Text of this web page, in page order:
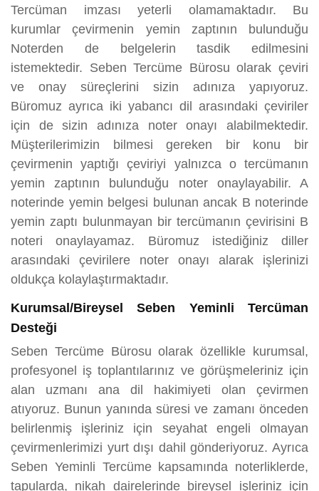
Tercüman imzası yeterli olamamaktadır. Bu
kurumlar çevirmenin yemin zaptının bulunduğu
Noterden de belgelerin tasdik edilmesini
istemektedir. Seben Tercüme Bürosu olarak çeviri
ve onay süreçlerini sizin adınıza yapıyoruz.
Büromuz ayrıca iki yabancı dil arasındaki çeviriler
için de sizin adınıza noter onayı alabilmektedir.
Müşterilerimizin bilmesi gereken bir konu bir
çevirmenin yaptığı çeviriyi yalnızca o tercümanın
yemin zaptının bulunduğu noter onaylayabilir. A
noterinde yemin belgesi bulunan ancak B noterinde
yemin zaptı bulunmayan bir tercümanın çevirisini B
noteri onaylayamaz. Büromuz istediğiniz diller
arasındaki çevirilere noter onayı alarak işlerinizi
oldukça kolaylaştırmaktadır.
Kurumsal/Bireysel Seben Yeminli Tercüman
Desteği
Seben Tercüme Bürosu olarak özellikle kurumsal,
profesyonel iş toplantılarınız ve görüşmeleriniz için
alan uzmanı ana dil hakimiyeti olan çevirmen
atıyoruz. Bunun yanında süresi ve zamanı önceden
belirlenmiş işleriniz için seyahat engeli olmayan
çevirmenlerimizi yurt dışı dahil gönderiyoruz. Ayrıca
Seben Yeminli Tercüme kapsamında noterliklerde,
tapularda, nikah dairelerinde bireysel işleriniz için